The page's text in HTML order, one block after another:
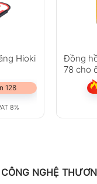
Hioki
128
8%
Đồng
78 cho
NGHỆ